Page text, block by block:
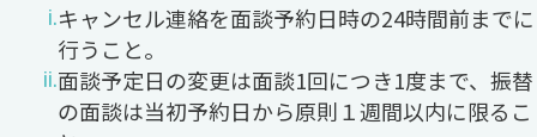
キャンセル連絡を面談予約日時の24時間前までに
行うこと。
面談予定日の変更は面談1回につき1度まで、振替
の面談は当初予約日から原則１週間以内に限るこ